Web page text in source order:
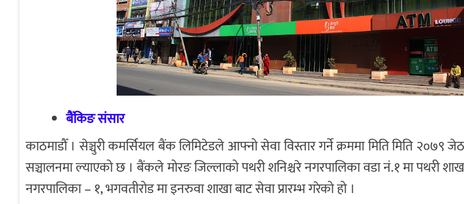
बैंकिङ संसार
काठमाडौँ । सेञ्चुरी कमर्सियल बैंक लिमिटेडले आफ्नो सेवा विस्तार गर्ने क्रममा मिति मिति
सञ्चालनमा ल्याएको छ । बैंकले मोरङ जिल्लाको पथरी शनिश्चरे नगरपालिका वडा नं.१ मा पथरी
नगरपालिका – १, भगवतीरोड मा इनरुवा शाखा बाट सेवा प्रारम्भ गरेको हो ।